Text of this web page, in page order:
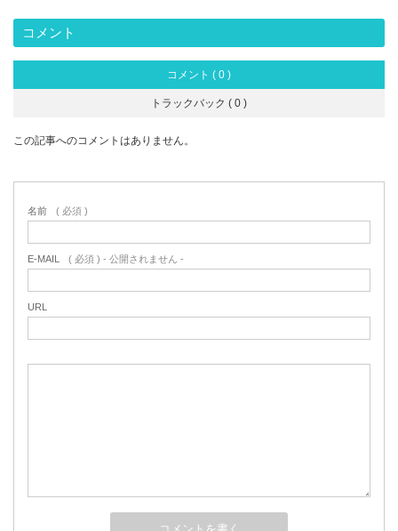
コメント
コメント ( 0 )
トラックバック ( 0 )
この記事へのコメントはありません。
名前 ( 必須 )
E-MAIL ( 必須 ) - 公開されません -
URL